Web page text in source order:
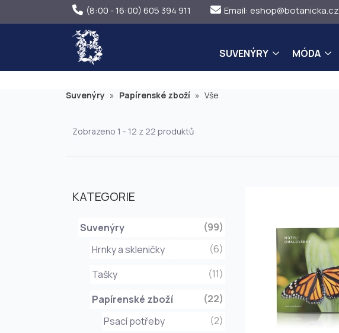
(8:00 - 16:00) 605 394 911 Email: eshop@botanicka.cz
SUVENÝRY MÓDA
Suvenýry » Papírenské zboží » Vše
Zobrazeno 1 - 12 z 22 produktů
KATEGORIE
Suvenýry
(99)
Hrnky a skleničky
(6)
Tašky
(11)
Papírenské zboží
(22)
Psací potřeby
(2)